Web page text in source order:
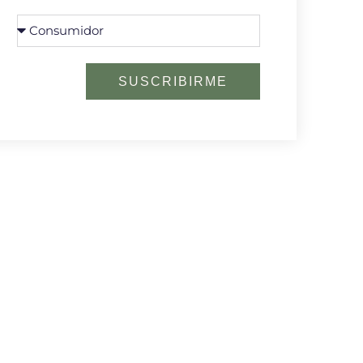
SUSCRIBIRME